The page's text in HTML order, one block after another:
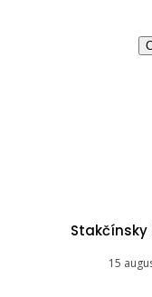
Stakčínsky
15